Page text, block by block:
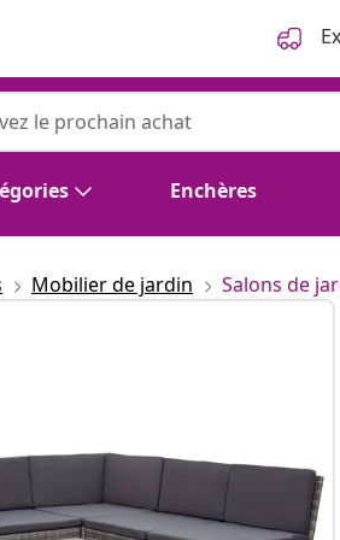
Enchères
Mobilier de jardin Salons de